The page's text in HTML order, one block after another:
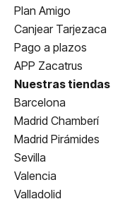
Plan Amigo
Canjear Tarjezaca
Pago a plazos
APP Zacatrus
Nuestras tiendas
Barcelona
Madrid Chamberí
Madrid Pirámides
Sevilla
Valencia
Valladolid